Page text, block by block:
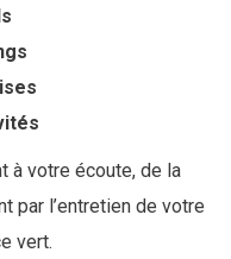
à votre écoute, de la
par l’entretien de votre
vert.